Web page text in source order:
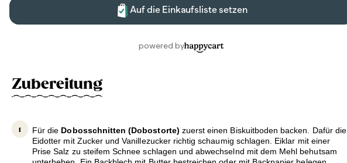
Zubereitung
Für die Dobosschnitten (Dobostorte) zuerst einen Biskuitboden backen. Dafür die
Eidotter mit Zucker und Vanillezucker richtig schaumig schlagen. Eiklar mit einer
Prise Salz zu steifem Schnee schlagen und abwechselnd mit dem Mehl behutsam